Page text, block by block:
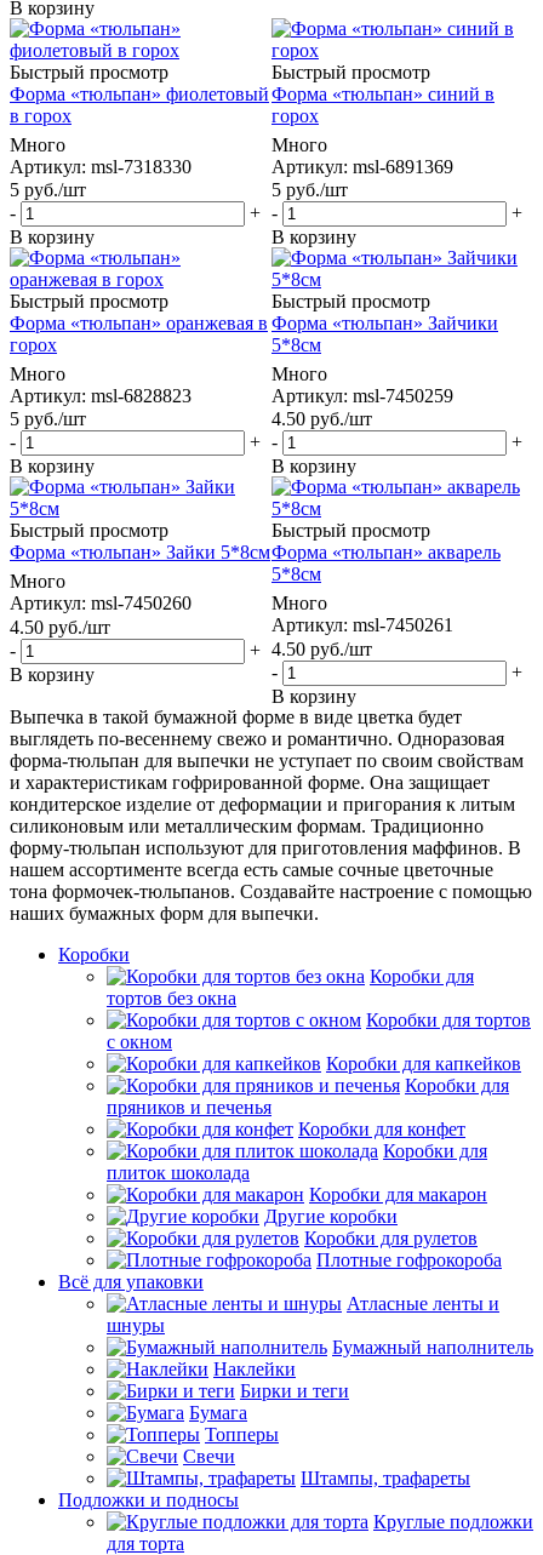
В корзину
Быстрый просмотр
Форма «тюльпан» фиолетовый
в горох
Много
Артикул: msl-7318330
5 руб./шт
-
+
В корзину
Быстрый просмотр
Форма «тюльпан» синий в
горох
Много
Артикул: msl-6891369
5 руб./шт
-
+
В корзину
Быстрый просмотр
Форма «тюльпан» оранжевая в
горох
Много
Артикул: msl-6828823
5 руб./шт
-
+
В корзину
Быстрый просмотр
Форма «тюльпан» Зайчики
5*8см
Много
Артикул: msl-7450259
4.50 руб./шт
-
+
В корзину
Быстрый просмотр
Форма «тюльпан» Зайки 5*8см
Много
Артикул: msl-7450260
4.50 руб./шт
-
+
В корзину
Быстрый просмотр
Форма «тюльпан» акварель
5*8см
Много
Артикул: msl-7450261
4.50 руб./шт
-
+
В корзину
Выпечка в такой бумажной форме в виде цветка будет
выглядеть по-весеннему свежо и романтично. Одноразовая
форма-тюльпан для выпечки не уступает по своим свойствам
и характеристикам гофрированной форме. Она защищает
кондитерское изделие от деформации и пригорания к литым
силиконовым или металлическим формам. Традиционно
форму-тюльпан используют для приготовления маффинов. В
нашем ассортименте всегда есть самые сочные цветочные
тона формочек-тюльпанов. Создавайте настроение с помощью
наших бумажных форм для выпечки.
Коробки
Коробки для
тортов без окна
Коробки для тортов
с окном
Коробки для капкейков
Коробки для
пряников и печенья
Коробки для конфет
Коробки для
плиток шоколада
Коробки для макарон
Другие коробки
Коробки для рулетов
Плотные гофрокороба
Всё для упаковки
Атласные ленты и
шнуры
Бумажный наполнитель
Наклейки
Бирки и теги
Бумага
Топперы
Свечи
Штампы, трафареты
Подложки и подносы
Круглые подложки
для торта